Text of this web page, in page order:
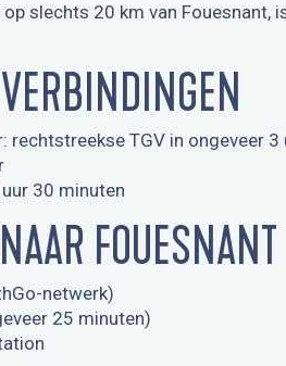
op slechts 20 km van
rechtstreekse TGV in ongeveer 3
30 minuten
FOUESNANT
netwerk)
25 minuten)